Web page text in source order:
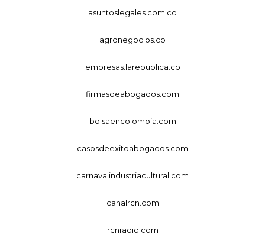
asuntoslegales.com.co
agronegocios.co
empresas.larepublica.co
firmasdeabogados.com
bolsaencolombia.com
casosdeexitoabogados.com
carnavalindustriacultural.com
canalrcn.com
rcnradio.com